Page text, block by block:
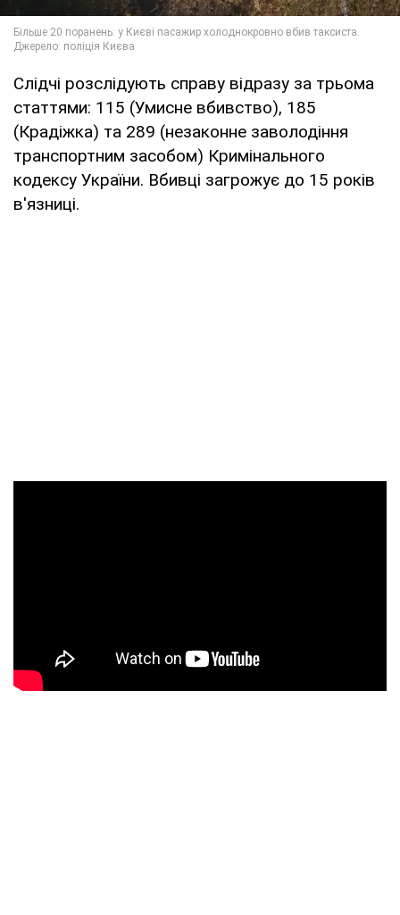
Слідчі розслідують справу відразу за трьома
статтями: 115 (Умисне вбивство), 185
(Крадіжка) та 289 (незаконне заволодіння
транспортним засобом) Кримінального
кодексу України. Вбивці загрожує до 15 років
в'язниці.